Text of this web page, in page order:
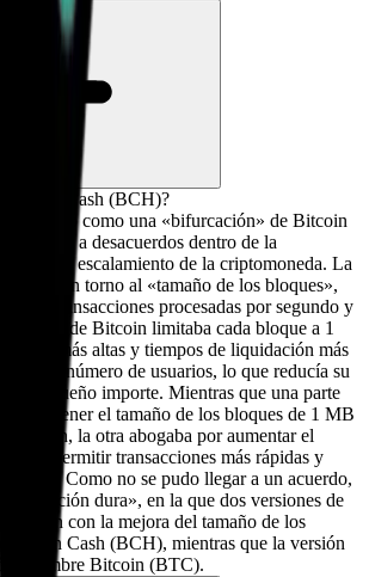
Bitcoin Cash (BCH)?
originó como una «bifurcación» de Bitcoin
debido a desacuerdos dentro de la
sobre el escalamiento de la criptomoneda. La
giraba en torno al «tamaño de los bloques»,
de transacciones procesadas por segundo y
de Bitcoin limitaba cada bloque a 1
más altas y tiempos de liquidación más
el número de usuarios, lo que reducía su
de pequeño importe. Mientras que una parte
mantener el tamaño de los bloques de 1 MB
Bitcoin, la otra abogaba por aumentar el
para permitir transacciones más rápidas y
bajas. Como no se pudo llegar a un acuerdo,
dura», en la que dos versiones de
con la mejora del tamaño de los
Bitcoin Cash (BCH), mientras que la versión
el nombre Bitcoin (BTC).